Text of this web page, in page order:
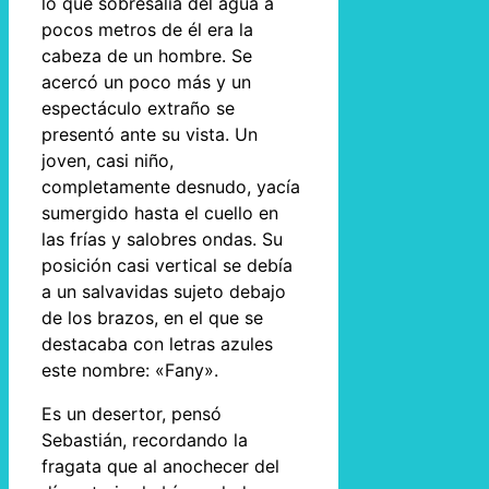
pocos metros de él era la
cabeza de un hombre. Se
acercó un poco más y un
espectáculo extraño se
presentó ante su vista. Un
joven, casi niño,
completamente desnudo, yacía
sumergido hasta el cuello en
las frías y salobres ondas. Su
posición casi vertical se debía
a un salvavidas sujeto debajo
de los brazos, en el que se
destacaba con letras azules
este nombre: «Fany».
Es un desertor, pensó
Sebastián, recordando la
fragata que al anochecer del